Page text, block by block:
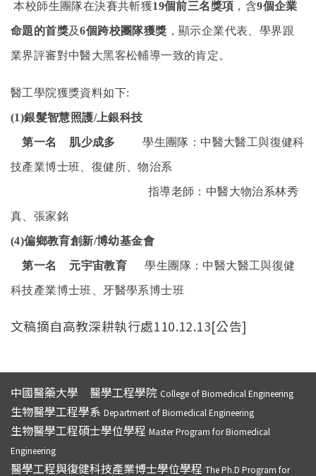
本校師生團隊在決賽共斬獲19個前三名獎項 ，含9個企業
命題的首獎及6個跨校團隊獲獎 ，顯示企業代表、學界跟
業界評審對中醫大黑客松輔導一致的肯定。
醫工學院獲獎資料如下:
(1)銀髮智慧照護/上銀科技
第一名 肌少成多 學生團隊：中醫大醫工與復健科
技產業博士班、復健所、物治系
指導老師：中醫大物治系林秀
真、張家銘
(4)偏鄉教育創新/博幼基金會
第一名 元宇宙教育 學生團隊：中醫大醫工與復健
科技產業博士班、牙醫學系博士班
文稿摘自高教深耕執行處110.12.13[公告]
中國醫藥大學 醫學工程學院 College of Biomedical Engineering
生物醫學工程學系 Department of Biomedical Engineering
生物醫學工程碩士學位學程 Master Program for Biomedical
Engineering
醫學工程與復健科技產業博士學位學程 The Ph.D Program for